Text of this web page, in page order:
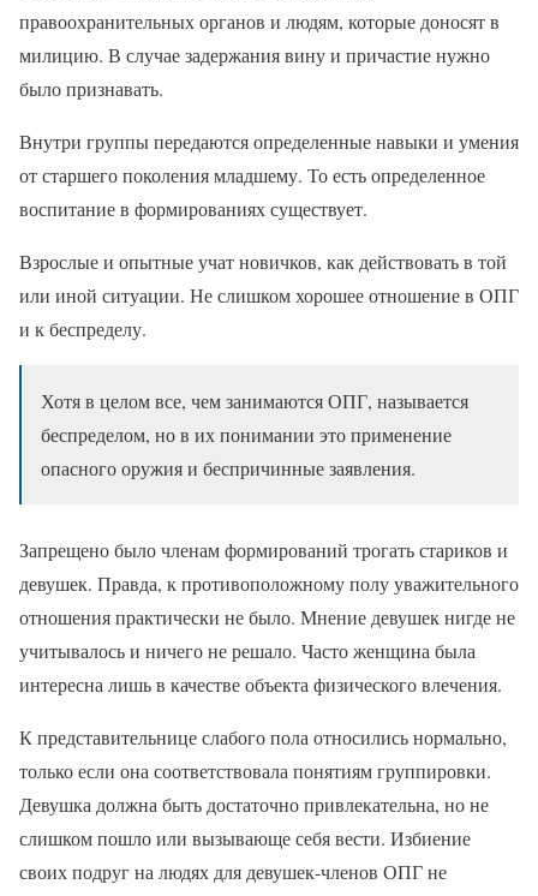
правоохранительных органов и людям, которые доносят в
милицию. В случае задержания вину и причастие нужно
было признавать.
Внутри группы передаются определенные навыки и умения
от старшего поколения младшему. То есть определенное
воспитание в формированиях существует.
Взрослые и опытные учат новичков, как действовать в той
или иной ситуации. Не слишком хорошее отношение в ОПГ
и к беспределу.
Хотя в целом все, чем занимаются ОПГ, называется
беспределом, но в их понимании это применение
опасного оружия и беспричинные заявления.
Запрещено было членам формирований трогать стариков и
девушек. Правда, к противоположному полу уважительного
отношения практически не было. Мнение девушек нигде не
учитывалось и ничего не решало. Часто женщина была
интересна лишь в качестве объекта физического влечения.
К представительнице слабого пола относились нормально,
только если она соответствовала понятиям группировки.
Девушка должна быть достаточно привлекательна, но не
слишком пошло или вызывающе себя вести. Избиение
своих подруг на людях для девушек-членов ОПГ не